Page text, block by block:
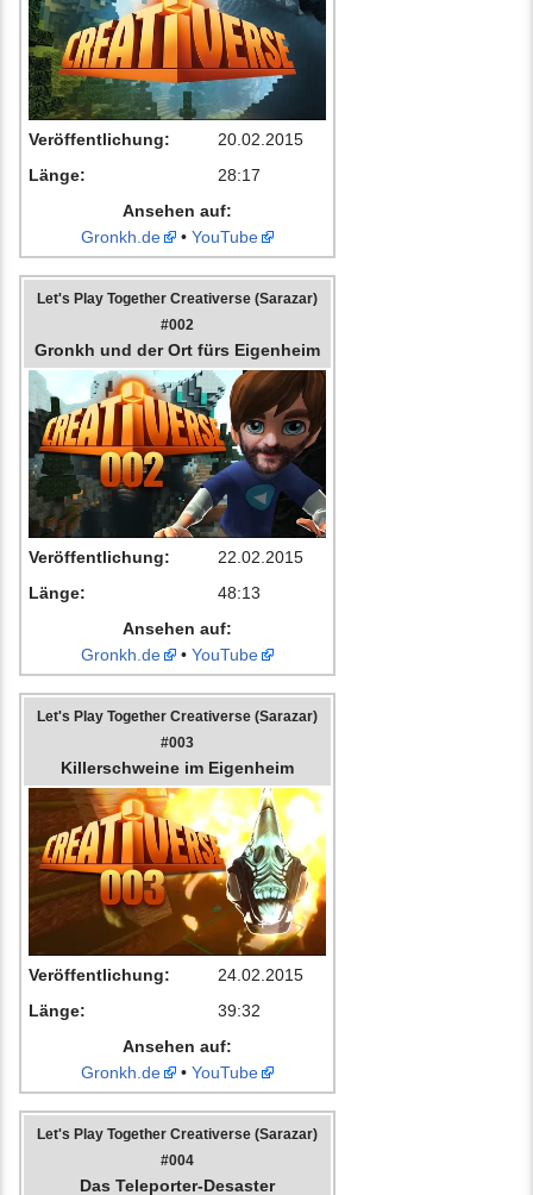
Veröffentlichung:
20.02.2015
Länge:
28:17
Ansehen auf:
Gronkh.de
• YouTube
Let's Play Together Creativerse (Sarazar)
#002
Gronkh und der Ort fürs Eigenheim
Veröffentlichung:
22.02.2015
Länge:
48:13
Ansehen auf:
Gronkh.de
• YouTube
Let's Play Together Creativerse (Sarazar)
#003
Killerschweine im Eigenheim
Veröffentlichung:
24.02.2015
Länge:
39:32
Ansehen auf:
Gronkh.de
• YouTube
Let's Play Together Creativerse (Sarazar)
#004
Das Teleporter-Desaster